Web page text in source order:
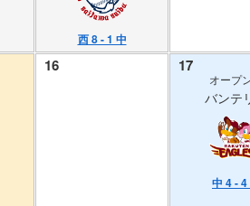
西 8 - 1 中
16 17
オープ
バンテ
中 4 - 4